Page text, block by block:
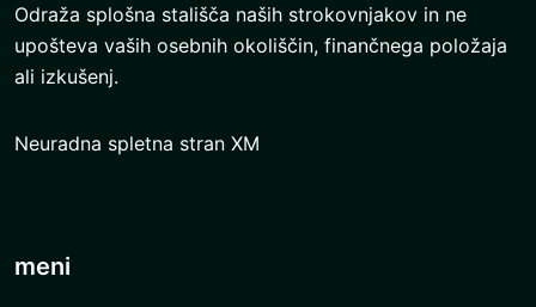
Odraža splošna stališča naših strokovnjakov in ne
upošteva vaših osebnih okoliščin, finančnega položaja
ali izkušenj.
Neuradna spletna stran XM
meni